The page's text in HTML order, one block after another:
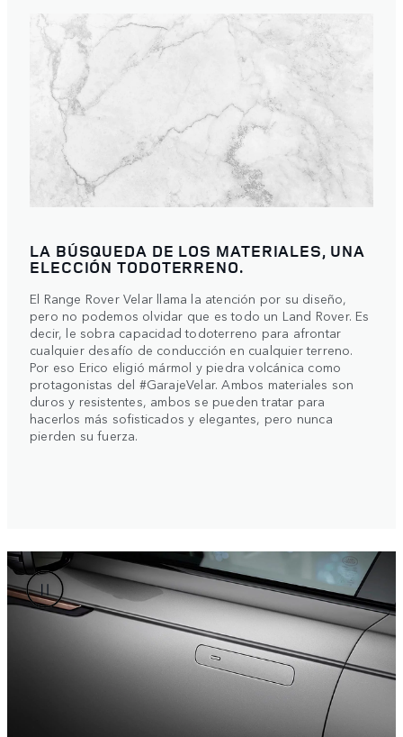
LA BÚSQUEDA DE LOS MATERIALES, UNA
ELECCIÓN TODOTERRENO.
El Range Rover Velar llama la atención por su diseño,
pero no podemos olvidar que es todo un Land Rover. Es
decir, le sobra capacidad todoterreno para afrontar
cualquier desafío de conducción en cualquier terreno.
Por eso Erico eligió mármol y piedra volcánica como
protagonistas del #GarajeVelar. Ambos materiales son
duros y resistentes, ambos se pueden tratar para
hacerlos más sofisticados y elegantes, pero nunca
pierden su fuerza.